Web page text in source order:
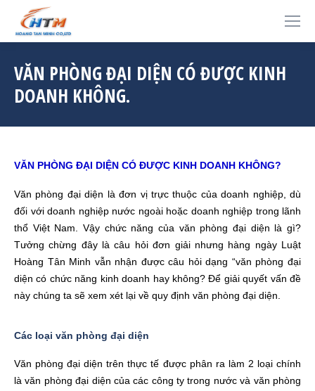
VĂN PHÒNG ĐẠI DIỆN CÓ ĐƯỢC KINH
DOANH KHÔNG.
VĂN PHÒNG ĐẠI DIỆN CÓ ĐƯỢC KINH DOANH KHÔNG?
Văn phòng đại diện là đơn vị trực thuộc của doanh nghiệp, dù
đối với doanh nghiệp nước ngoài hoặc doanh nghiệp trong lãnh
thổ Việt Nam. Vậy chức năng của văn phòng đại diện là gì?
Tưởng chừng đây là câu hỏi đơn giải nhưng hàng ngày Luật
Hoàng Tân Minh vẫn nhận được câu hỏi dạng “văn phòng đại
diện có chức năng kinh doanh hay không? Để giải quyết vấn đề
này chúng ta sẽ xem xét lại về quy định văn phòng đại diện.
Các loại văn phòng đại diện
Văn phòng đại diện trên thực tế được phân ra làm 2 loại chính
là văn phòng đại diện của các công ty trong nước và văn phòng